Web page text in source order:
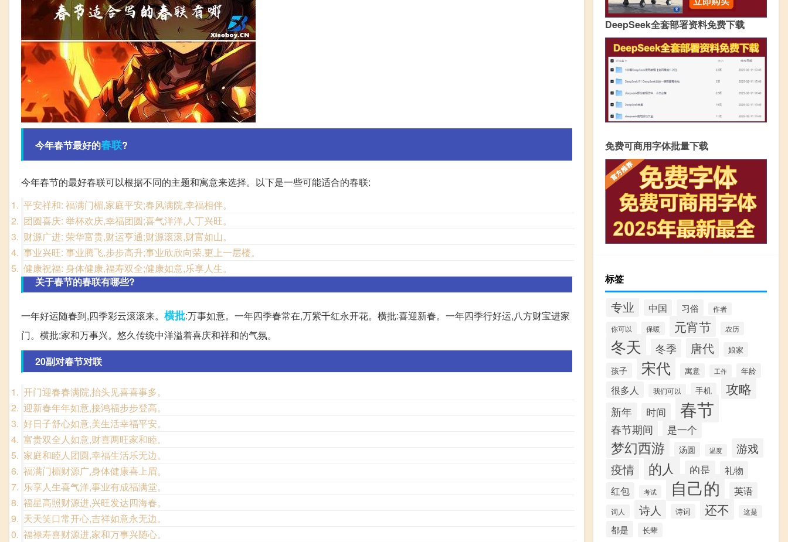
今年春节最好的春联?
今年春节的最好春联可以根据不同的主题和寓意来选择。以下是一些可能适合的春联:
平安祥和: 福满门楣,家庭平安;春风满院,幸福相伴。
团圆喜庆: 举杯欢庆,幸福团圆;喜气洋洋,人丁兴旺。
财源广进: 荣华富贵,财运亨通;财源滚滚,财富如山。
事业兴旺: 事业腾飞,步步高升;事业欣欣向荣,更上一层楼。
健康祝福: 身体健康,福寿双全;健康如意,乐享人生。
关于春节的春联有哪些?
一年好运随春到,四季彩云滚滚来。 横批:万事如意。一年四季春常在,万紫千红永开花。横批:喜迎新春。一年四季行好运,八方财宝进家
门。横批:家和万事兴。悠久传统中洋溢着喜庆和祥和的气氛。
20副对春节对联
开门迎春春满院,抬头见喜喜事多。
迎新春年年如意,接鸿福步步登高。
好日子舒心如意,美生活幸福平安。
富贵双全人如意,财喜两旺家和睦。
家庭和睦人团圆,幸福生活乐无边。
福满门楣财源广,身体健康喜上眉。
乐享人生喜气洋,事业有成福满堂。
福星高照财源进,兴旺发达四海春。
天天笑口常开心,吉祥如意永无边。
福禄寿喜财源进,家和万事兴随心。
DeepSeek全套部署资料免费下载
免费可商用字体批量下载
标签
专业 中国 习俗 作者
你可以 保暖 元宵节 农历
冬天 冬季 唐代 娘家
孩子 宋代 寓意 工作 年龄
很多人 我们可以 手机 攻略
新年 时间 春节
春节期间 是一个
梦幻西游 汤圆 温度 游戏
疫情 的人 的是 礼物
红包 考试 自己的 英语
词人 诗人 诗词 还不 这是
都是 长辈